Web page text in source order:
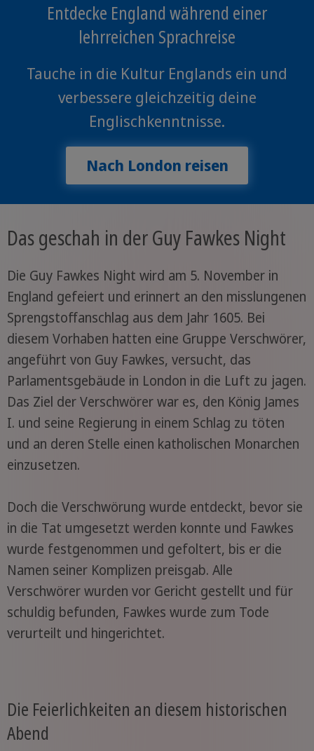
Entdecke England während einer
lehrreichen Sprachreise
Tauche in die Kultur Englands ein und
verbessere gleichzeitig deine
Englischkenntnisse.
Nach London reisen
Das geschah in der Guy Fawkes Night
Die Guy Fawkes Night wird am 5. November in
England gefeiert und erinnert an den misslungenen
Sprengstoffanschlag aus dem Jahr 1605. Bei
diesem Vorhaben hatten eine Gruppe Verschwörer,
angeführt von Guy Fawkes, versucht, das
Parlamentsgebäude in London in die Luft zu jagen.
Das Ziel der Verschwörer war es, den König James
I. und seine Regierung in einem Schlag zu töten
und an deren Stelle einen katholischen Monarchen
einzusetzen.
Doch die Verschwörung wurde entdeckt, bevor sie
in die Tat umgesetzt werden konnte und Fawkes
wurde festgenommen und gefoltert, bis er die
Namen seiner Komplizen preisgab. Alle
Verschwörer wurden vor Gericht gestellt und für
schuldig befunden, Fawkes wurde zum Tode
verurteilt und hingerichtet.
Die Feierlichkeiten an diesem historischen
Abend